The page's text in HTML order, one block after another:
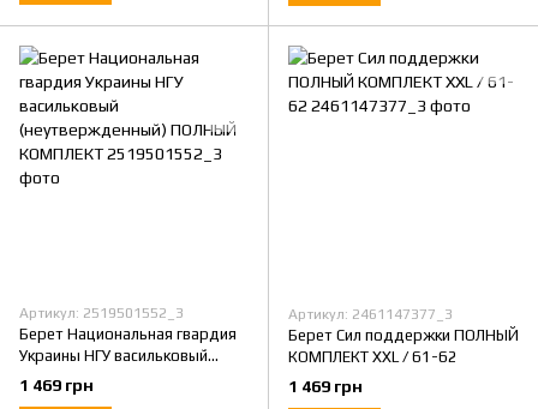
Артикул: 2519501552_3
Берет Национальная гвардия
Украины НГУ васильковый
(неутвержденный) ПОЛНЫЙ
КОМПЛЕКТ
1 469 грн
Артикул: 2461147377_3
Берет Сил поддержки ПОЛНЫЙ
КОМПЛЕКТ XXL / 61-62
1 469 грн